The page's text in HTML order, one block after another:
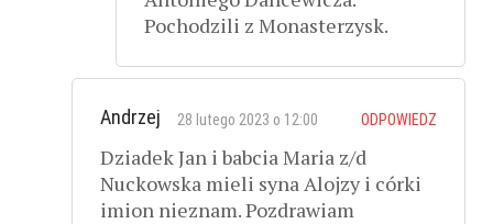
Pochodzili z Monasterzysk.
Andrzej 28 lutego 2023 o 12:00 ODPOWIEDZ
Dziadek Jan i babcia Maria z/d
Nuckowska mieli syna Alojzy i córki
imion nieznam. Pozdrawiam